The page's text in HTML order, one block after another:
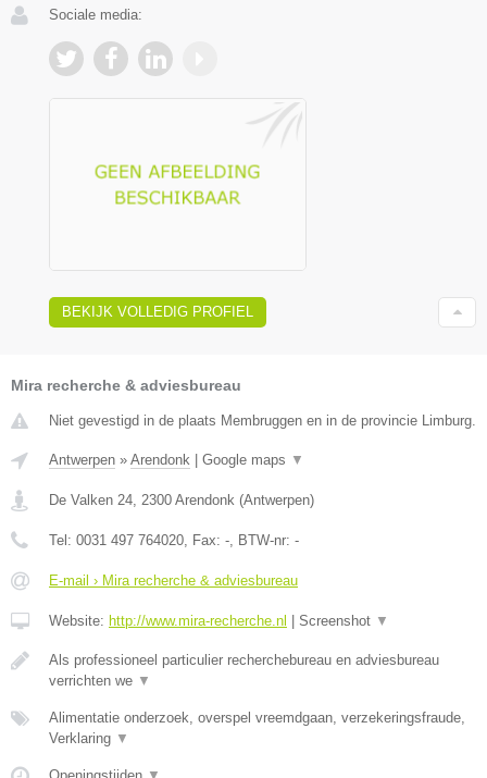
Sociale media:
BEKIJK VOLLEDIG PROFIEL
Mira recherche & adviesbureau
Niet gevestigd in de plaats Membruggen en in de provincie Limburg.
Antwerpen » Arendonk Google maps ▼
De Valken 24 2300 Arendonk (Antwerpen)
Tel: 0031 497 764020 , Fax: - , BTW-nr: -
E-mail › Mira recherche & adviesbureau
Website: http://www.mira-recherche.nl Screenshot ▼
Als professioneel particulier recherchebureau en adviesbureau
verrichten we ▼
Alimentatie onderzoek, overspel vreemdgaan, verzekeringsfraude,
Verklaring ▼